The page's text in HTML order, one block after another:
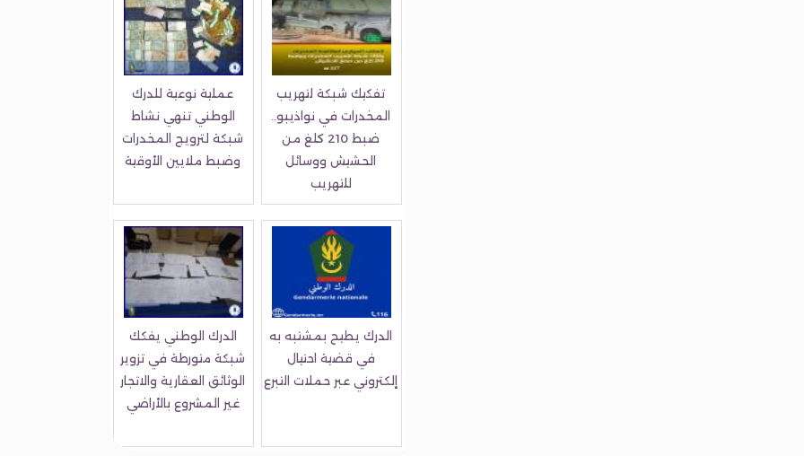
تفكيك شبكة لتهريب
المخدرات في نواذيبو..
ضبط 210 كلغ من
الحشيش ووسائل
للتهريب
عملية نوعية للدرك
الوطني تنهي نشاط
شبكة لترويج المخدرات
وضبط ملايين الأوقية
الدرك يطيح بمشتبه به
في قضية احتيال
إلكتروني عبر حملات التبرع
الدرك الوطني يفكك
شبكة متورطة في تزوير
الوثائق العقارية والاتجار
غير المشروع بالأراضي